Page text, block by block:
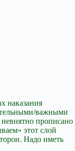
наказания
важными
прописано
этот слой
Надо иметь